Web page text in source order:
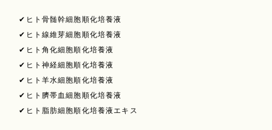
✔︎ヒト骨髄幹細胞順化培養液
✔︎ヒト線維芽細胞順化培養液
✔︎ヒト角化細胞順化培養液
✔︎ヒト神経細胞順化培養液
✔︎ヒト羊水細胞順化培養液
✔︎ヒト臍帯血細胞順化培養液
✔︎ヒト脂肪細胞順化培養液エキス